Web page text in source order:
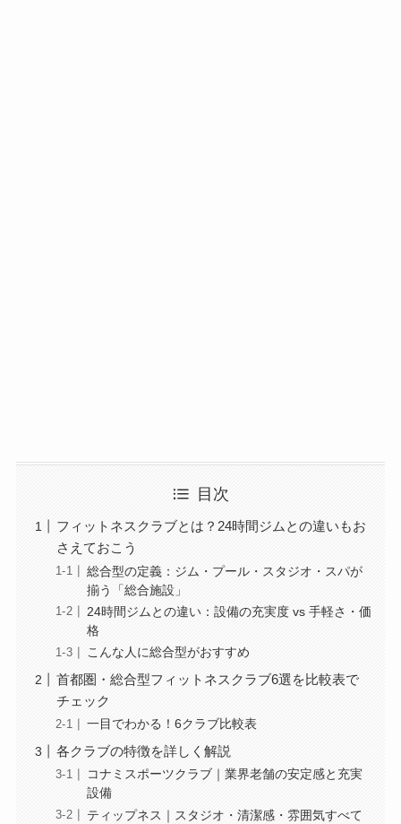
目次
フィットネスクラブとは？24時間ジムとの違いもお
さえておこう
総合型の定義：ジム・プール・スタジオ・スパが
揃う「総合施設」
24時間ジムとの違い：設備の充実度 vs 手軽さ・価
格
こんな人に総合型がおすすめ
首都圏・総合型フィットネスクラブ6選を比較表で
チェック
一目でわかる！6クラブ比較表
各クラブの特徴を詳しく解説
コナミスポーツクラブ｜業界老舗の安定感と充実
設備
ティップネス｜スタジオ・清潔感・雰囲気すべて